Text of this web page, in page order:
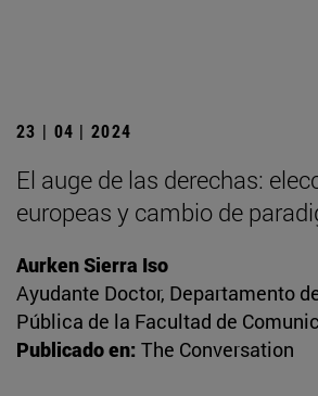
23 | 04 | 2024
El auge de las derechas:
europeas y cambio de
Aurken Sierra Iso
Ayudante Doctor, Departamento
Pública de la Facultad de
Publicado en: The Conversation